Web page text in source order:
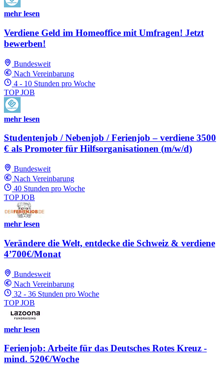
mehr lesen
Verdiene Geld im Homeoffice mit Umfragen! Jetzt
bewerben!
Bundesweit
Nach Vereinbarung
4 - 10 Stunden pro Woche
TOP JOB
mehr lesen
Studentenjob / Nebenjob / Ferienjob – verdiene 3500
€ als Promoter für Hilfsorganisationen (m/w/d)
Bundesweit
Nach Vereinbarung
40 Stunden pro Woche
TOP JOB
mehr lesen
Verändere die Welt, entdecke die Schweiz & verdiene
4’700€/Monat
Bundesweit
Nach Vereinbarung
32 - 36 Stunden pro Woche
TOP JOB
mehr lesen
Ferienjob: Arbeite für das Deutsches Rotes Kreuz -
mind. 520€/Woche